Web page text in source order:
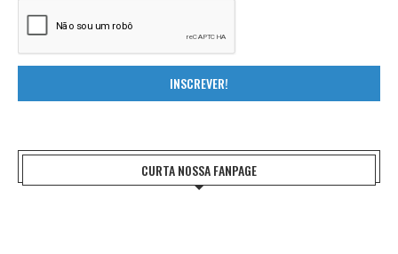
INSCREVER!
CURTA NOSSA FANPAGE